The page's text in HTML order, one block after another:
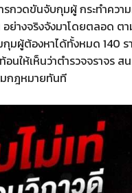
กวดขันจับกุมผู้ กระทำคว
ย่างจริงจังมาโดยตลอด
ผู้ต้องหาได้ทั้งหมด 140
นให้เห็นว่าตำรวจจราจร
มกฎหมายทันที